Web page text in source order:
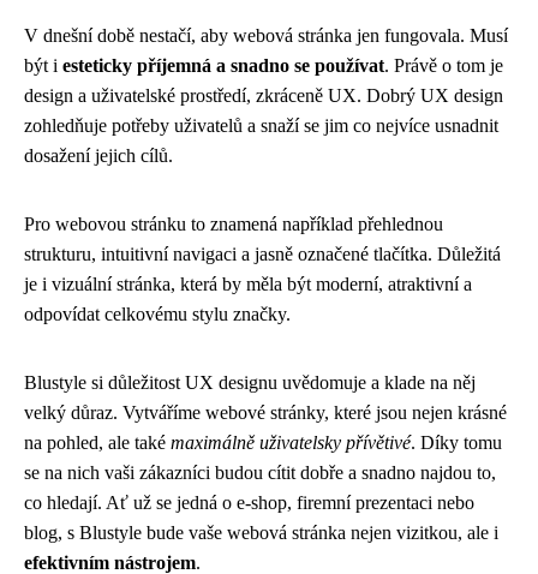
V dnešní době nestačí, aby webová stránka jen fungovala. Musí
být i esteticky příjemná a snadno se používat. Právě o tom je
design a uživatelské prostředí, zkráceně UX. Dobrý UX design
zohledňuje potřeby uživatelů a snaží se jim co nejvíce usnadnit
dosažení jejich cílů.
Pro webovou stránku to znamená například přehlednou
strukturu, intuitivní navigaci a jasně označené tlačítka. Důležitá
je i vizuální stránka, která by měla být moderní, atraktivní a
odpovídat celkovému stylu značky.
Blustyle si důležitost UX designu uvědomuje a klade na něj
velký důraz. Vytváříme webové stránky, které jsou nejen krásné
na pohled, ale také maximálně uživatelsky přívětivé. Díky tomu
se na nich vaši zákazníci budou cítit dobře a snadno najdou to,
co hledají. Ať už se jedná o e-shop, firemní prezentaci nebo
blog, s Blustyle bude vaše webová stránka nejen vizitkou, ale i
efektivním nástrojem.